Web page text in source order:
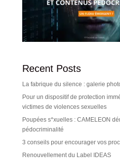
Recent Posts
La fabrique du silence : galerie
Pour un dispositif de protection
victimes de violences sexuelles
Poupées s*xuelles : CAMELEON
pédocriminalité
3 conseils pour encourager vos
Renouvellement du Label IDEAS